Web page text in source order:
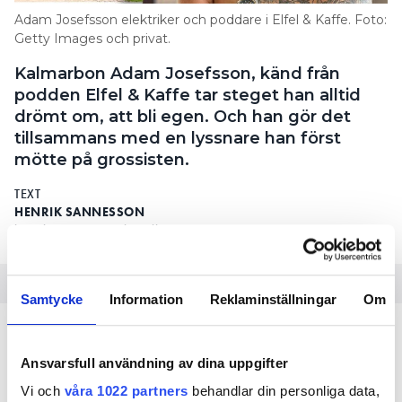
Samtycke Information Reklaminställningar Om
Ansvarsfull användning av dina uppgifter
Vi och våra 1022 partners behandlar din personliga data,
Adam Josefsson elektriker och poddare i Elfel & Kaffe. Foto:
Getty Images och privat.
Kalmarbon Adam Josefsson, känd från
podden Elfel & Kaffe tar steget han alltid
drömt om, att bli egen. Och han gör det
tillsammans med en lyssnare han först
mötte på grossisten.
TEXT
HENRIK SANNESSON
henrik.sannesson@elinstallatoren.se
Från podden Elfel & Kaffe till
eget elföretag i Kalmar
ADAM JOSEFSSON, 26 ÅRoch elektriker i Kalmar är